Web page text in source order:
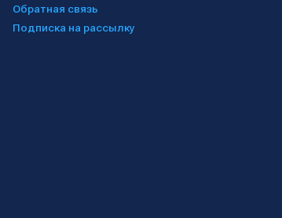
Обратная связь
Подписка на рассылку